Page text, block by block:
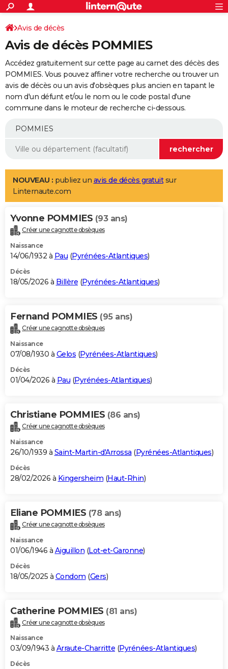
ACTUALITÉS
Politique
Société
Faits Divers
Education
Monde
Villes
+
SPORT
Coupe du monde 2026
Football
Tennis
Cyclisme
Rugby
Forum
Programme TV
TNT
Streaming
Cinéma
Sorties cinéma
Musique
+
FINANCE
Retraite
Epargne
Immobilier
Risques naturels par ville
Banque
Assurance
AUTO
Essais
Réserver un essai
Citadines
Berlines
SUV
Forum auto
+
Mobiles
Meilleur smartphone
Internet
Ordinateurs
Jeux vidéo
Guide high-tech
Aménagement intérieur
LIFESTYLE
Art de vivre
Bien-être
Loisirs
Mode
Modes de vie
Alimentation
Guide de la santé
Maladies
Médicaments
Sommeil
VOYAGE
Destinations
City break
Voyage nature
Voyage de noces
Forum
Climat
+PHOTO
GUIDES D'ACHAT
BONS PLANS
Carte de Noël
Carte Bonne année
Carte Saint-Valentin
Carte Pâques
Carte d'anniversaire
DICTIONNAIRE
Dictionnaire
Biographies
Citations
Expressions
Proverbes
PROGRAMME TV
S'inscrire
Se connecter
Lycées
Collèges
Primaires
Universités
Entreprises
Service militaire
Avis de recherche
AVIS DE DÉCÈS
Bricolage
Lifestyle
Culture
Sport
Auto
Television
Voyage
Cinema
Avis de décès
Avis de décès POMMIES
Accédez gratuitement sur cette page au carnet des décès des
POMMIES. Vous pouvez affiner votre recherche ou trouver un
avis de décès ou un avis d'obsèques plus ancien en tapant le
nom d'un défunt et/ou le nom ou le code postal d'une
commune dans le moteur de recherche ci-dessous.
NOUVEAU : publiez un avis de décès gratuitsur
Linternaute.com
Yvonne POMMIES (93 ans)
Créer une cagnotte obsèques
Naissance
14/06/1932 à Pau (Pyrénées-Atlantiques)
Décès
18/05/2026 à Billère (Pyrénées-Atlantiques)
Fernand POMMIES (95 ans)
Créer une cagnotte obsèques
Naissance
07/08/1930 à Gelos (Pyrénées-Atlantiques)
Décès
01/04/2026 à Pau (Pyrénées-Atlantiques)
Christiane POMMIES (86 ans)
Créer une cagnotte obsèques
Naissance
26/10/1939 à Saint-Martin-d'Arrossa (Pyrénées-Atlantiques)
Décès
28/02/2026 à Kingersheim (Haut-Rhin)
Eliane POMMIES (78 ans)
Créer une cagnotte obsèques
Naissance
01/06/1946 à Aiguillon (Lot-et-Garonne)
Décès
18/05/2025 à Condom (Gers)
Catherine POMMIES (81 ans)
Créer une cagnotte obsèques
Naissance
03/09/1943 à Arraute-Charritte (Pyrénées-Atlantiques)
Décès